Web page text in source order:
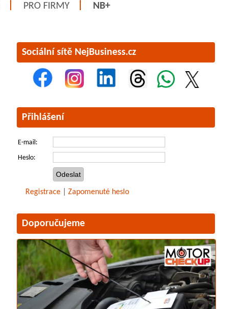
PRO FIRMY NB+
Sociální sítě NejBusiness.cz
Přihlášení
E-mail:
Heslo:
Registrace Zapomenuté heslo
Doporučujeme